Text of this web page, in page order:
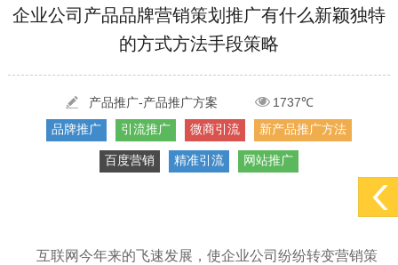
[2022-05-29] 实体门店如何做网络推广吸引客户，实体店网络营销技巧... 更多 >
污水处理设备厂家产品如何做网络推广（污水处理项目网...
企业公司产品品牌营销策划推广有什么新颖独特
的方式方法手段策略
产品推广-产品推广方案
1737℃
品牌推广
引流推广 微商引流 新产品推广方法
百度营销 精准引流 网站推广
互联网今年来的飞速发展，使企业公司纷纷转变营销策